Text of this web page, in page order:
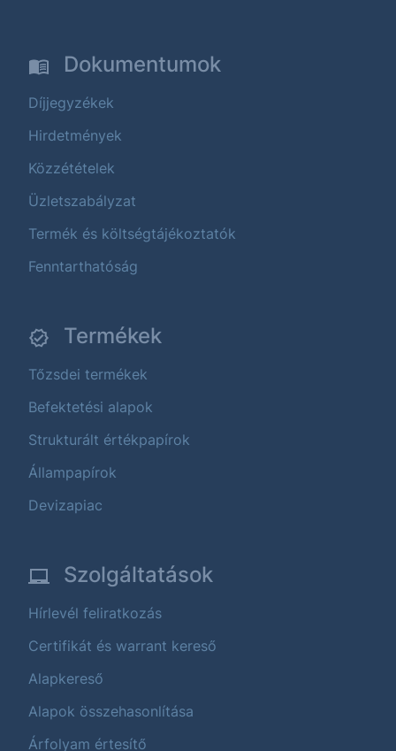
Dokumentumok
Díjjegyzékek
Hirdetmények
Közzétételek
Üzletszabályzat
Termék és költségtájékoztatók
Fenntarthatóság
Termékek
Tőzsdei termékek
Befektetési alapok
Strukturált értékpapírok
Állampapírok
Devizapiac
Szolgáltatások
Hírlevél feliratkozás
Certifikát és warrant kereső
Alapkereső
Alapok összehasonlítása
Árfolyam értesítő